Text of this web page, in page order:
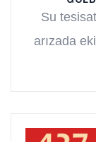
Su
arızada